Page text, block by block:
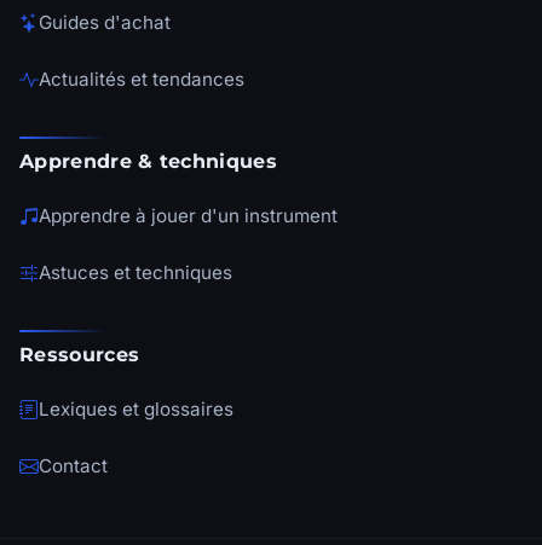
Guides d'achat
Actualités et tendances
Apprendre & techniques
Apprendre à jouer d'un instrument
Astuces et techniques
Ressources
Lexiques et glossaires
Contact